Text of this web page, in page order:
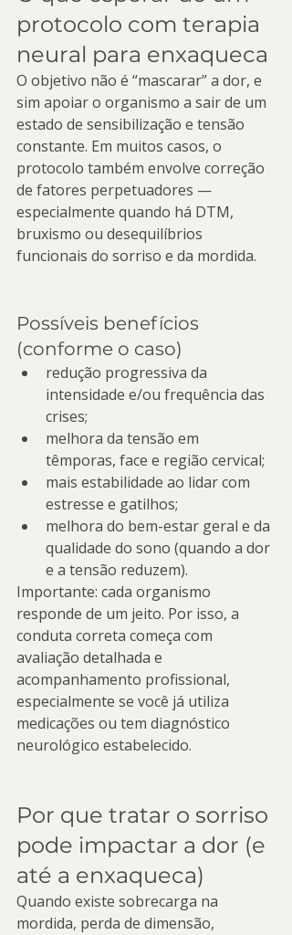
protocolo com terapia
neural para enxaqueca
O objetivo não é “mascarar” a dor, e
sim apoiar o organismo a sair de um
estado de sensibilização e tensão
constante. Em muitos casos, o
protocolo também envolve correção
de fatores perpetuadores —
especialmente quando há DTM,
bruxismo ou desequilíbrios
funcionais do sorriso e da mordida.
Possíveis benefícios
(conforme o caso)
redução progressiva da
intensidade e/ou frequência das
crises;
melhora da tensão em
têmporas, face e região cervical;
mais estabilidade ao lidar com
estresse e gatilhos;
melhora do bem-estar geral e da
qualidade do sono (quando a dor
e a tensão reduzem).
Importante: cada organismo
responde de um jeito. Por isso, a
conduta correta começa com
avaliação detalhada e
acompanhamento profissional,
especialmente se você já utiliza
medicações ou tem diagnóstico
neurológico estabelecido.
Por que tratar o sorriso
pode impactar a dor (e
até a enxaqueca)
Quando existe sobrecarga na
mordida, perda de dimensão,